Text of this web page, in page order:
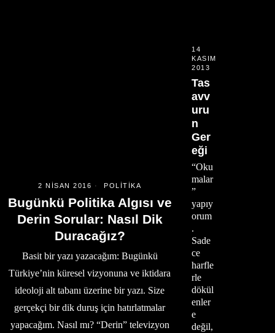
2 NISAN 2016 POLITIKA
Bugünkü Politika Algısı ve
Derin Sorular: Nasıl Dik
Duracağız?
Basit bir yazı yazacağım: Bugünkü
Türkiye’nin küresel vizyonuna ve iktidara
ideoloji alt tabanı üzerine bir yazı. Size
gerçekçi bir dik duruş için hatırlatmalar
yapacağım. Nasıl mı? “Derin” televizyon
14
KASIM
2013
Tas
avv
uru
n
Ger
eği
“Oku
malar
”
yapıy
orum
.
Sade
ce
harfle
rle
dökül
enler
e
değil,